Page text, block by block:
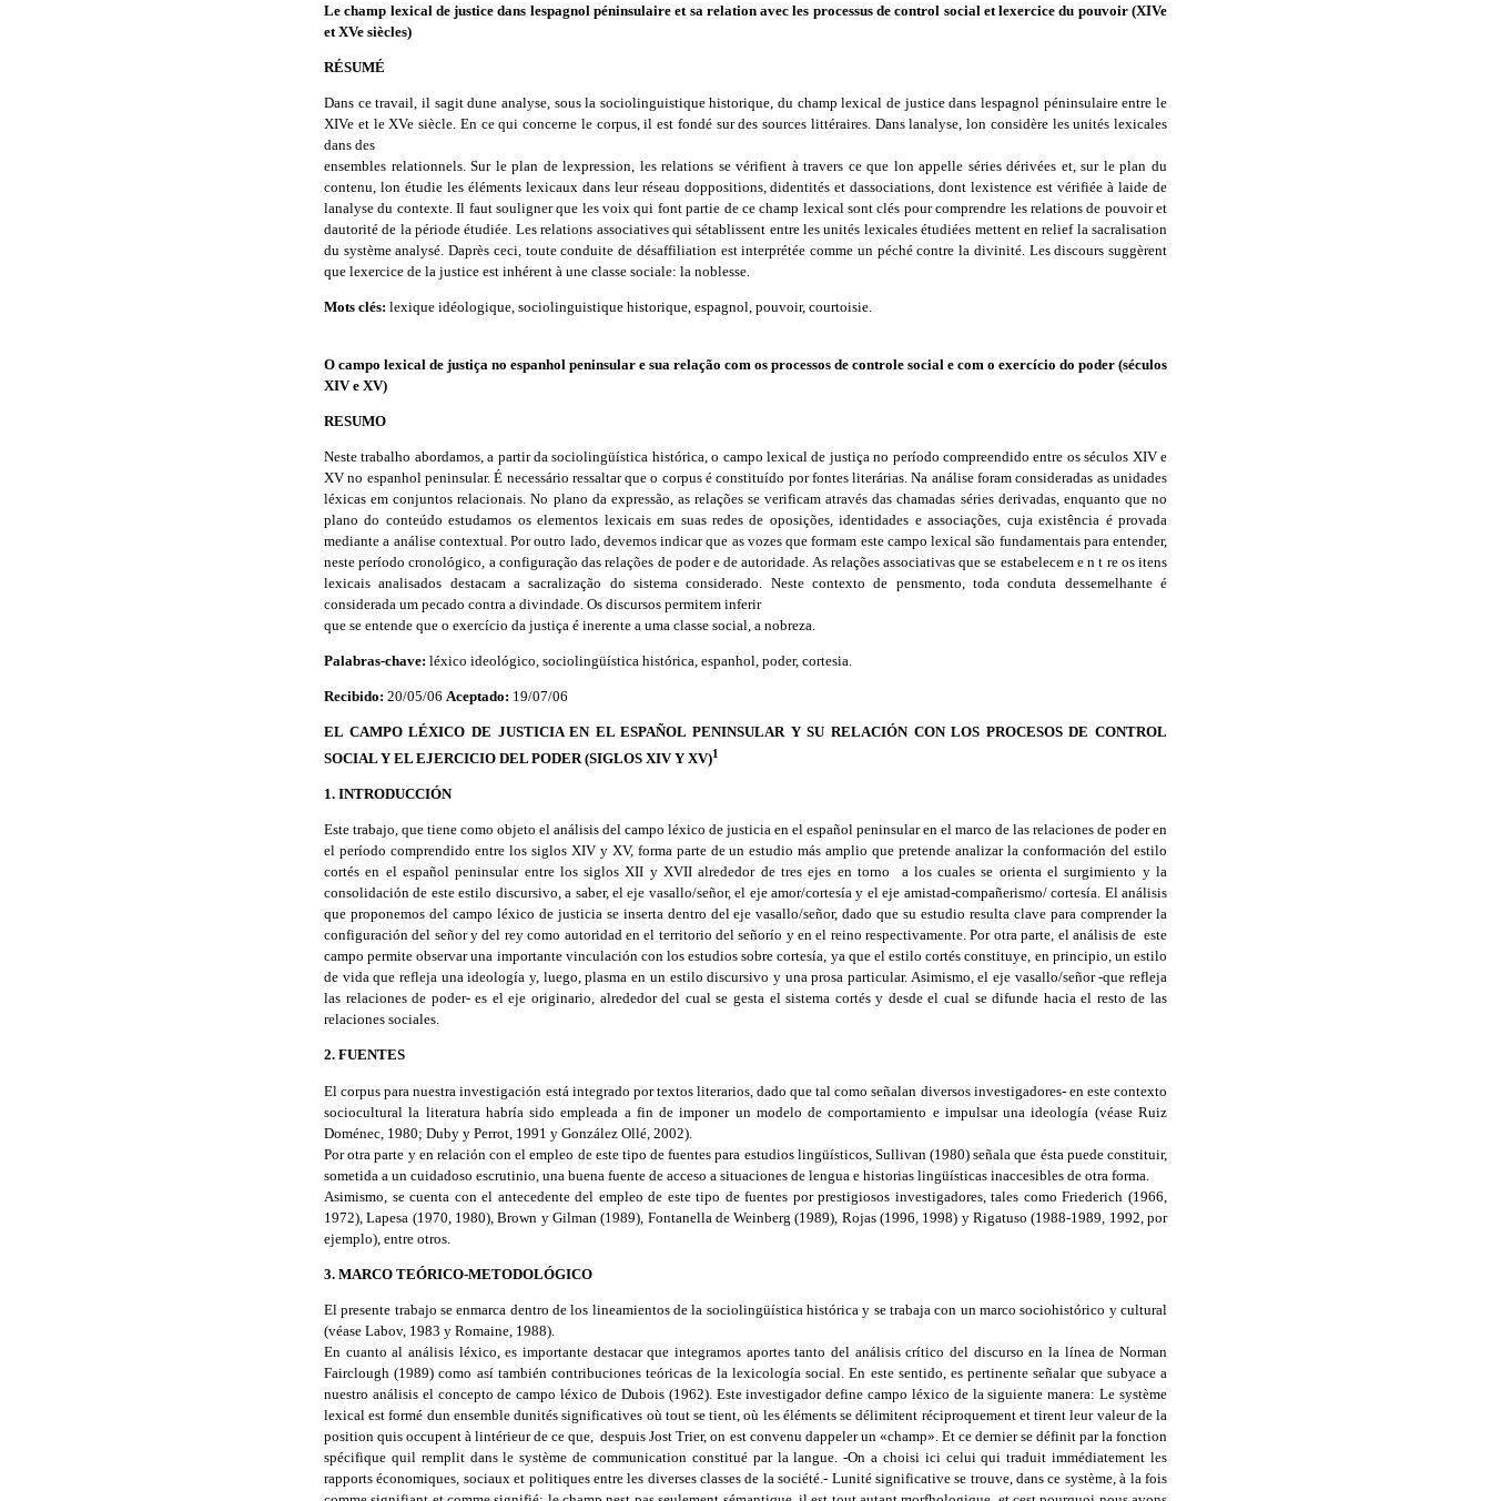
Le champ lexical de justice dans lespagnol péninsulaire et sa relation avec les processus de control social et lexercice du pouvoir (XIVe
et XVe siècles)
RÉSUMÉ
Dans ce travail, il sagit dune analyse, sous la sociolinguistique historique, du champ lexical de justice dans lespagnol péninsulaire entre le
XIVe et le XVe siècle. En ce qui concerne le corpus, il est fondé sur des sources littéraires. Dans lanalyse, lon considère les unités lexicales
dans des
ensembles relationnels. Sur le plan de lexpression, les relations se vérifient à travers ce que lon appelle séries dérivées et, sur le plan du
contenu, lon étudie les éléments lexicaux dans leur réseau doppositions, didentités et dassociations, dont lexistence est vérifiée à laide de
lanalyse du contexte. Il faut souligner que les voix qui font partie de ce champ lexical sont clés pour comprendre les relations de pouvoir et
dautorité de la période étudiée. Les relations associatives qui sétablissent entre les unités lexicales étudiées mettent en relief la sacralisation
du système analysé. Daprès ceci, toute conduite de désaffiliation est interprétée comme un péché contre la divinité. Les discours suggèrent
que lexercice de la justice est inhérent à une classe sociale: la noblesse.
Mots clés: lexique idéologique, sociolinguistique historique, espagnol, pouvoir, courtoisie.
O campo lexical de justiça no espanhol peninsular e sua relação com os processos de controle social e com o exercício do poder (séculos
XIV e XV)
RESUMO
Neste trabalho abordamos, a partir da sociolingüística histórica, o campo lexical de justiça no período compreendido entre os séculos XIV e
XV no espanhol peninsular. É necessário ressaltar que o corpus é constituído por fontes literárias. Na análise foram consideradas as unidades
léxicas em conjuntos relacionais. No plano da expressão, as relações se verificam através das chamadas séries derivadas, enquanto que no
plano do conteúdo estudamos os elementos lexicais em suas redes de oposições, identidades e associações, cuja existência é provada
mediante a análise contextual. Por outro lado, devemos indicar que as vozes que formam este campo lexical são fundamentais para entender,
neste período cronológico, a configuração das relações de poder e de autoridade. As relações associativas que se estabelecem e n t re os itens
lexicais analisados destacam a sacralização do sistema considerado. Neste contexto de pensmento, toda conduta dessemelhante é
considerada um pecado contra a divindade. Os discursos permitem inferir
que se entende que o exercício da justiça é inerente a uma classe social, a nobreza.
Palabras-chave: léxico ideológico, sociolingüística histórica, espanhol, poder, cortesia.
Recibido: 20/05/06 Aceptado: 19/07/06
EL CAMPO LÉXICO DE JUSTICIA EN EL ESPAÑOL PENINSULAR Y SU RELACIÓN CON LOS PROCESOS DE CONTROL
SOCIAL Y EL EJERCICIO DEL PODER (SIGLOS XIV Y XV)1
1. INTRODUCCIÓN
Este trabajo, que tiene como objeto el análisis del campo léxico de justicia en el español peninsular en el marco de las relaciones de poder en
el período comprendido entre los siglos XIV y XV, forma parte de un estudio más amplio que pretende analizar la conformación del estilo
cortés en el español peninsular entre los siglos XII y XVII alrededor de tres ejes en torno a los cuales se orienta el surgimiento y la
consolidación de este estilo discursivo, a saber, el eje vasallo/señor, el eje amor/cortesía y el eje amistad-compañerismo/ cortesía. El análisis
que proponemos del campo léxico de justicia se inserta dentro del eje vasallo/señor, dado que su estudio resulta clave para comprender la
configuración del señor y del rey como autoridad en el territorio del señorío y en el reino respectivamente. Por otra parte, el análisis de este
campo permite observar una importante vinculación con los estudios sobre cortesía, ya que el estilo cortés constituye, en principio, un estilo
de vida que refleja una ideología y, luego, plasma en un estilo discursivo y una prosa particular. Asimismo, el eje vasallo/señor -que refleja
las relaciones de poder- es el eje originario, alrededor del cual se gesta el sistema cortés y desde el cual se difunde hacia el resto de las
relaciones sociales.
2. FUENTES
El corpus para nuestra investigación está integrado por textos literarios, dado que tal como señalan diversos investigadores- en este contexto
sociocultural la literatura habría sido empleada a fin de imponer un modelo de comportamiento e impulsar una ideología (véase Ruiz
Doménec, 1980; Duby y Perrot, 1991 y González Ollé, 2002).
Por otra parte y en relación con el empleo de este tipo de fuentes para estudios lingüísticos, Sullivan (1980) señala que ésta puede constituir,
sometida a un cuidadoso escrutinio, una buena fuente de acceso a situaciones de lengua e historias lingüísticas inaccesibles de otra forma.
Asimismo, se cuenta con el antecedente del empleo de este tipo de fuentes por prestigiosos investigadores, tales como Friederich (1966,
1972), Lapesa (1970, 1980), Brown y Gilman (1989), Fontanella de Weinberg (1989), Rojas (1996, 1998) y Rigatuso (1988-1989, 1992, por
ejemplo), entre otros.
3. MARCO TEÓRICO-METODOLÓGICO
El presente trabajo se enmarca dentro de los lineamientos de la sociolingüística histórica y se trabaja con un marco sociohistórico y cultural
(véase Labov, 1983 y Romaine, 1988).
En cuanto al análisis léxico, es importante destacar que integramos aportes tanto del análisis crítico del discurso en la línea de Norman
Fairclough (1989) como así también contribuciones teóricas de la lexicología social. En este sentido, es pertinente señalar que subyace a
nuestro análisis el concepto de campo léxico de Dubois (1962). Este investigador define campo léxico de la siguiente manera: Le système
lexical est formé dun ensemble dunités significatives où tout se tient, où les éléments se délimitent réciproquement et tirent leur valeur de la
position quis occupent à lintérieur de ce que, despuis Jost Trier, on est convenu dappeler un «champ». Et ce dernier se définit par la fonction
spécifique quil remplit dans le système de communication constitué par la langue. -On a choisi ici celui qui traduit immédiatement les
rapports économiques, sociaux et politiques entre les diverses classes de la société.- Lunité significative se trouve, dans ce système, à la fois